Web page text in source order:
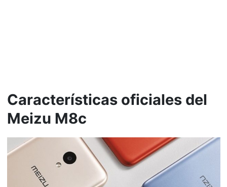
Características oficiales del
Meizu M8c